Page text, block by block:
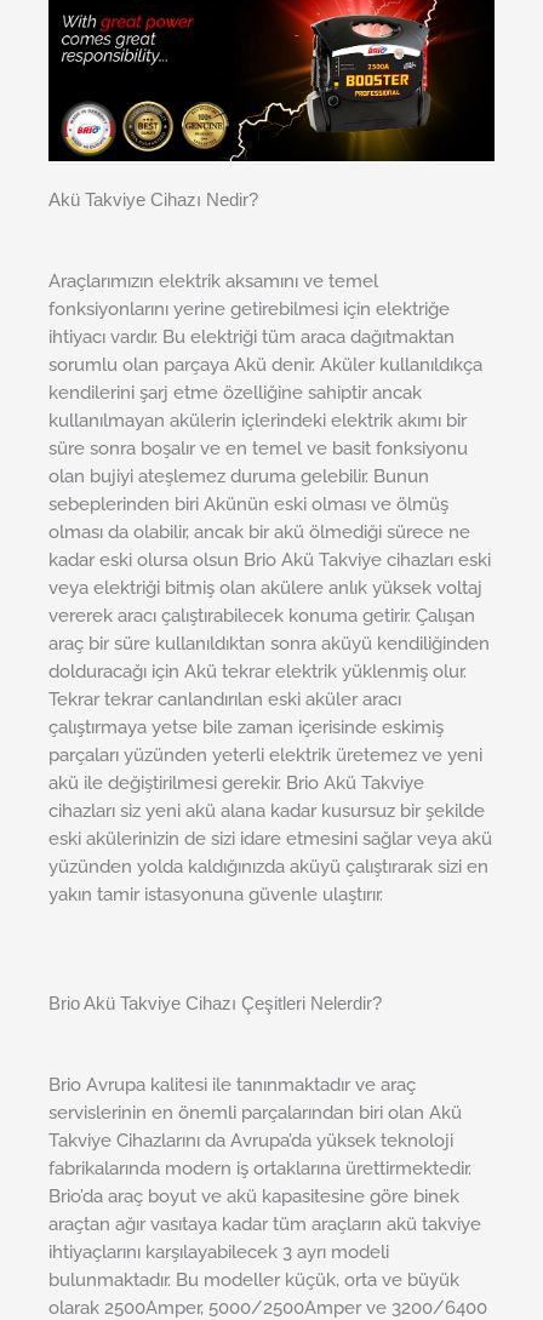
Akü Takviye Cihazı Nedir?
Araçlarımızın elektrik aksamını ve temel
fonksiyonlarını yerine getirebilmesi için elektriğe
ihtiyacı vardır. Bu elektriği tüm araca dağıtmaktan
sorumlu olan parçaya Akü denir. Aküler kullanıldıkça
kendilerini şarj etme özelliğine sahiptir ancak
kullanılmayan akülerin içlerindeki elektrik akımı bir
süre sonra boşalır ve en temel ve basit fonksiyonu
olan bujiyi ateşlemez duruma gelebilir. Bunun
sebeplerinden biri Akünün eski olması ve ölmüş
olması da olabilir, ancak bir akü ölmediği sürece ne
kadar eski olursa olsun Brio Akü Takviye cihazları eski
veya elektriği bitmiş olan akülere anlık yüksek voltaj
vererek aracı çalıştırabilecek konuma getirir. Çalışan
araç bir süre kullanıldıktan sonra aküyü kendiliğinden
dolduracağı için Akü tekrar elektrik yüklenmiş olur.
Tekrar tekrar canlandırılan eski aküler aracı
çalıştırmaya yetse bile zaman içerisinde eskimiş
parçaları yüzünden yeterli elektrik üretemez ve yeni
akü ile değiştirilmesi gerekir. Brio Akü Takviye
cihazları siz yeni akü alana kadar kusursuz bir şekilde
eski akülerinizin de sizi idare etmesini sağlar veya akü
yüzünden yolda kaldığınızda aküyü çalıştırarak sizi en
yakın tamir istasyonuna güvenle ulaştırır.
Brio Akü Takviye Cihazı Çeşitleri Nelerdir?
Brio Avrupa kalitesi ile tanınmaktadır ve araç
servislerinin en önemli parçalarından biri olan Akü
Takviye Cihazlarını da Avrupa’da yüksek teknoloji
fabrikalarında modern iş ortaklarına ürettirmektedir.
Brio’da araç boyut ve akü kapasitesine göre binek
araçtan ağır vasıtaya kadar tüm araçların akü takviye
ihtiyaçlarını karşılayabilecek 3 ayrı modeli
bulunmaktadır. Bu modeller küçük, orta ve büyük
olarak 2500Amper, 5000/2500Amper ve 3200/6400